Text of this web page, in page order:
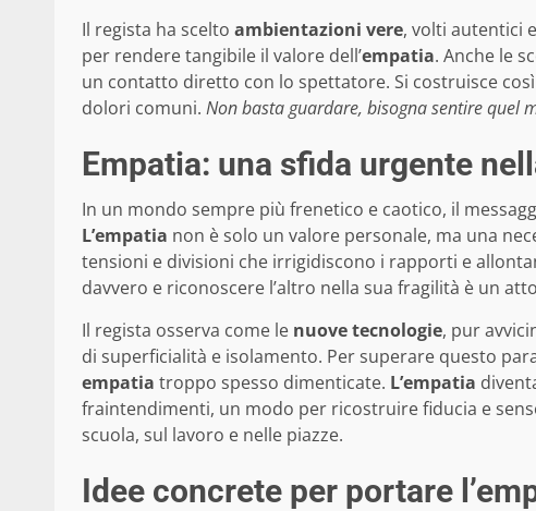
Il regista ha scelto ambientazioni vere, volti autentici
per rendere tangibile il valore dell’empatia. Anche le
un contatto diretto con lo spettatore. Si costruisce
dolori comuni. Non basta guardare, bisogna sentire quel
Empatia: una sfida urgente
In un mondo sempre più frenetico e caotico, il
L’empatia non è solo un valore personale, ma una
tensioni e divisioni che irrigidiscono i rapporti e
davvero e riconoscere l’altro nella sua fragilità è un
Il regista osserva come le nuove tecnologie, pur
di superficialità e isolamento. Per superare questo
empatia troppo spesso dimenticate. L’empatia
fraintendimenti, un modo per ricostruire fiducia e
scuola, sul lavoro e nelle piazze.
Idee concrete per portare